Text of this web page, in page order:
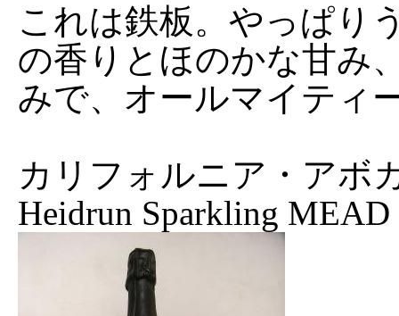
これは鉄板。やっぱり
の香りとほのかな甘み
みで、オールマイティ
カリフォルニア・アボ
Heidrun Sparkling